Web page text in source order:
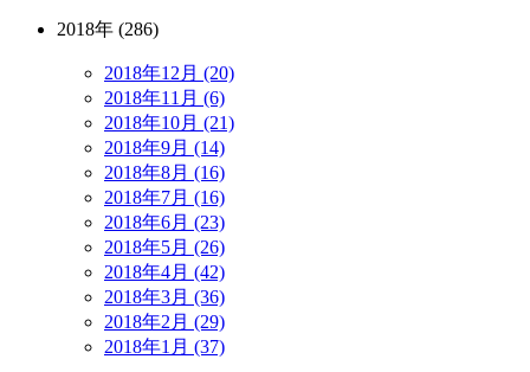
2018年 (286)
2018年12月 (20)
2018年11月 (6)
2018年10月 (21)
2018年9月 (14)
2018年8月 (16)
2018年7月 (16)
2018年6月 (23)
2018年5月 (26)
2018年4月 (42)
2018年3月 (36)
2018年2月 (29)
2018年1月 (37)